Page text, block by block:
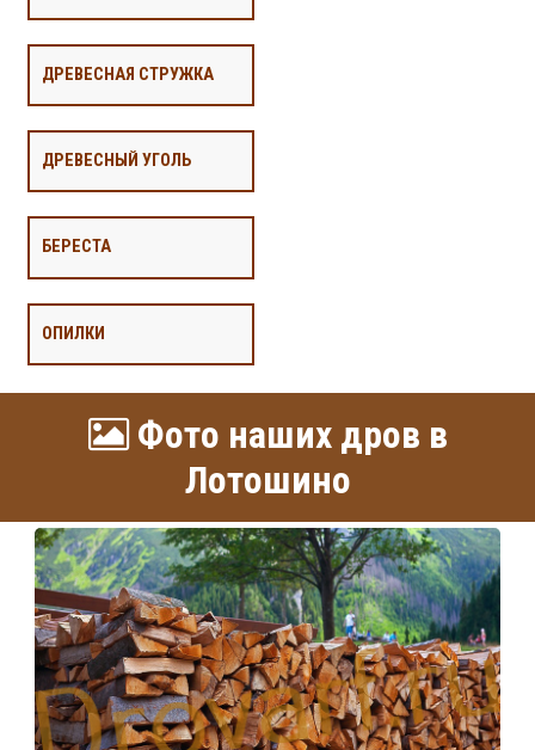
ДРЕВЕСНАЯ СТРУЖКА
ДРЕВЕСНЫЙ УГОЛЬ
БЕРЕСТА
ОПИЛКИ
Фото наших дров в
Лотошино